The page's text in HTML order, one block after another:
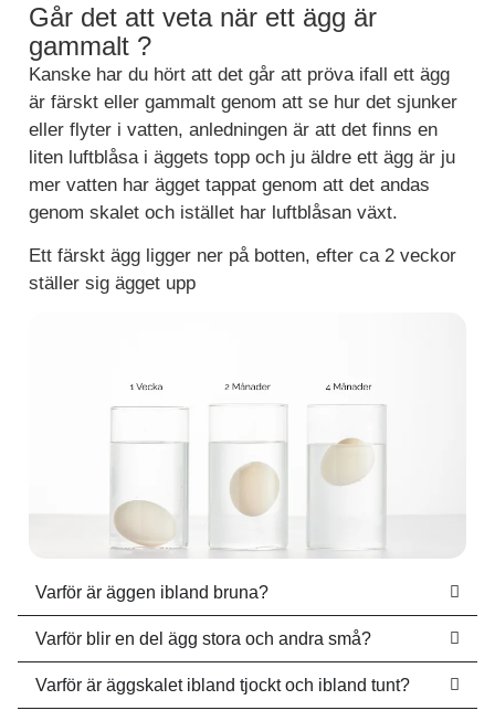
Går det att veta när ett ägg är
gammalt ?
Kanske har du hört att det går att pröva ifall ett ägg
är färskt eller gammalt genom att se hur det sjunker
eller flyter i vatten, anledningen är att det finns en
liten luftblåsa i äggets topp och ju äldre ett ägg är ju
mer vatten har ägget tappat genom att det andas
genom skalet och istället har luftblåsan växt.
Ett färskt ägg ligger ner på botten, efter ca 2 veckor
ställer sig ägget upp
Varför är äggen ibland bruna?
Varför blir en del ägg stora och andra små?
Varför är äggskalet ibland tjockt och ibland tunt?